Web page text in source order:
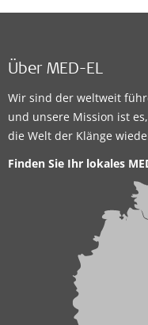
Über MED-EL
Wir sind der weltweit
und unsere Mission ist
die Welt der Klänge
Finden Sie Ihr lokales